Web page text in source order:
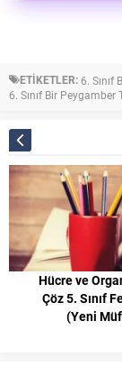
ETİKETLER: 6.
6. Sınıf Bir
Hücre ve
Çöz 5. Sınıf
(Yeni